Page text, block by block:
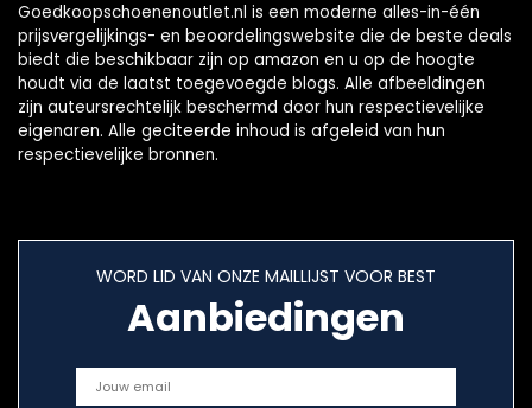
Goedkoopschoenenoutlet.nl is een moderne alles-in-één
prijsvergelijkings- en beoordelingswebsite die de beste deals
biedt die beschikbaar zijn op amazon en u op de hoogte
houdt via de laatst toegevoegde blogs. Alle afbeeldingen
zijn auteursrechtelijk beschermd door hun respectievelijke
eigenaren. Alle geciteerde inhoud is afgeleid van hun
respectievelijke bronnen.
WORD LID VAN ONZE MAILLIJST VOOR BEST
Aanbiedingen